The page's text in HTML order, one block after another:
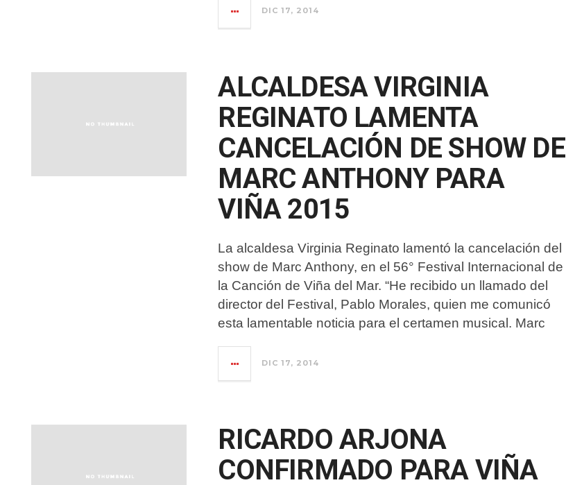
DIC 17, 2014
ALCALDESA VIRGINIA
REGINATO LAMENTA
CANCELACIÓN DE SHOW DE
MARC ANTHONY PARA
VIÑA 2015
La alcaldesa Virginia Reginato lamentó la cancelación del
show de Marc Anthony, en el 56° Festival Internacional de
la Canción de Viña del Mar. “He recibido un llamado del
director del Festival, Pablo Morales, quien me comunicó
esta lamentable noticia para el certamen musical. Marc
DIC 17, 2014
RICARDO ARJONA
CONFIRMADO PARA VIÑA